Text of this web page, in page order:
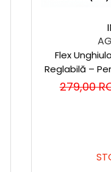
Flex
Reglabilă –
279,00